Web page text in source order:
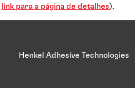
link para a página de detalhes).
Henkel Adhesive Technologies